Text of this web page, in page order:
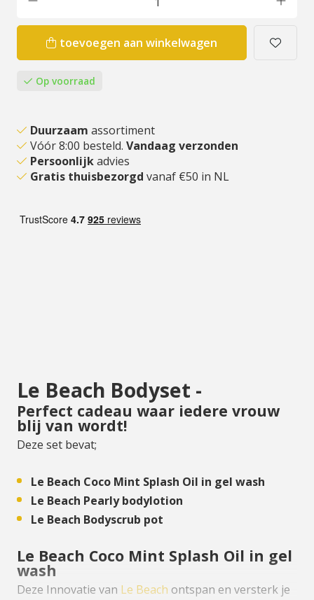
toevoegen aan winkelwagen
Op voorraad
Duurzaam assortiment
Vóór 8:00 besteld. Vandaag verzonden
Persoonlijkadvies
Gratis thuisbezorgd vanaf €50 in NL
Le Beach Bodyset -
Perfect cadeau waar iedere vrouw
blij van wordt!
Deze set bevat;
Le Beach Coco Mint Splash Oil in gel wash
Le Beach Pearly bodylotion
Le Beach Bodyscrub pot
Le Beach Coco Mint Splash Oil in gel
wash
Deze Innovatie van Le Beach ontspan en versterk je